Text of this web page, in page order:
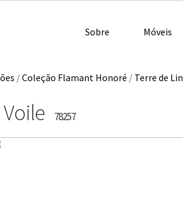
Sobre Móveis
/Coleção Flamant Honoré / Terre de Lin
Voile 78257